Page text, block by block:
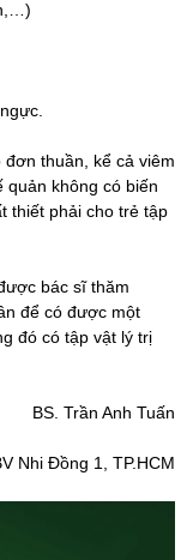
thuần, kể cả viêm
quản không có biến
thiết phải cho trẻ tập
bác sĩ thăm
để có được một
đó có tập vật lý trị
BS. Trần Anh Tuấn
Nhi Đồng 1, TP.HCM